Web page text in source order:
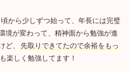
頃から少しずつ始って、年長には完璧
境が変わって、精神面から勉強が進
ど、
先取りできてたので余裕をもっ
楽しく勉強してます！